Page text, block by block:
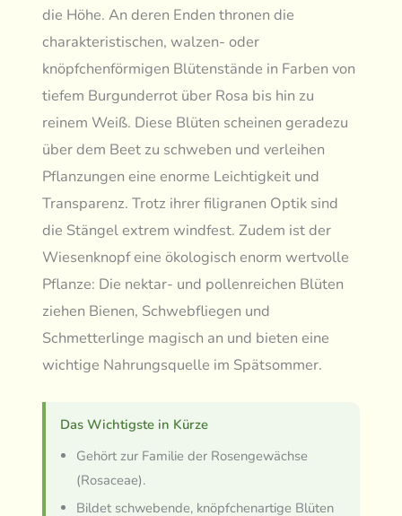
die Höhe. An deren Enden thronen die
charakteristischen, walzen- oder
knöpfchenförmigen Blütenstände in Farben von
tiefem Burgunderrot über Rosa bis hin zu
reinem Weiß. Diese Blüten scheinen geradezu
über dem Beet zu schweben und verleihen
Pflanzungen eine enorme Leichtigkeit und
Transparenz. Trotz ihrer filigranen Optik sind
die Stängel extrem windfest. Zudem ist der
Wiesenknopf eine ökologisch enorm wertvolle
Pflanze: Die nektar- und pollenreichen Blüten
ziehen Bienen, Schwebfliegen und
Schmetterlinge magisch an und bieten eine
wichtige Nahrungsquelle im Spätsommer.
Das Wichtigste in Kürze
Gehört zur Familie der Rosengewächse
(Rosaceae).
Bildet schwebende, knöpfchenartige Blüten